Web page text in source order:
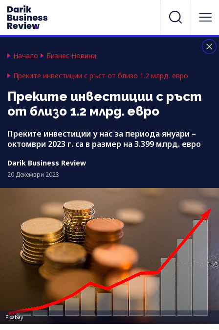
Начало Бизнес Новини
Преките инвестиции с ръст от близо 1.2 млрд. евро
Преките инвестиции с ръст
от близо 1.2 млрд. евро
Преките инвестиции у нас за периода януари –
октомври 2023 г. са в размер на 3.399 млрд. евро
Darik Business Review
20 Декември 2023
Pixabay